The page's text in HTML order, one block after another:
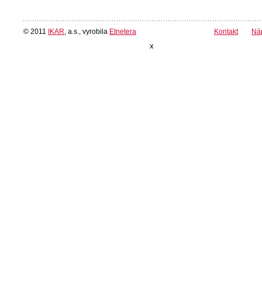
© 2011 IKAR , a.s., vyrobila Etnetera Kontakt
x